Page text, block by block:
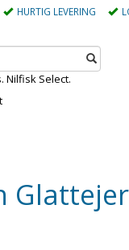
HURTIG LEVERING
Nilfisk Select.